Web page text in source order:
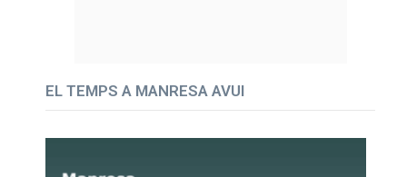
EL TEMPS A MANRESA AVUI